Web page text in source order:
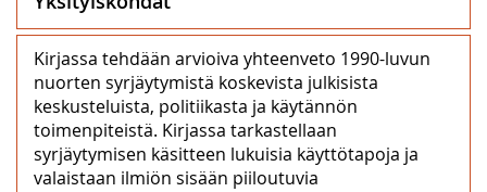
Kirjassa tehdään arvioiva yhteenveto 1990-luvun
nuorten syrjäytymistä koskevista julkisista
keskusteluista, politiikasta ja käytännön
toimenpiteistä. Kirjassa tarkastellaan
syrjäytymisen käsitteen lukuisia käyttötapoja ja
valaistaan ilmiön sisään piiloutuvia